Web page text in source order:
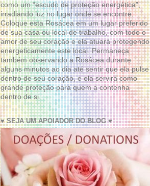
como um “escudo de proteção energética”,
irradiando luz no lugar onde se encontre.
Coloque esta Rosácea em um lugar preferido
de sua casa ou local de trabalho, com todo o
amor de seu coração e ela atuará protegendo
energeticamente este local. Permaneça
também observando a Rosácea durante
alguns minutos ao dia até sentir que ela pulse
dentro de seu coração, e ela servirá como
grande proteção para quem a contenha
dentro de si.
♥ SEJA UM APOIADOR DO BLOG ♥